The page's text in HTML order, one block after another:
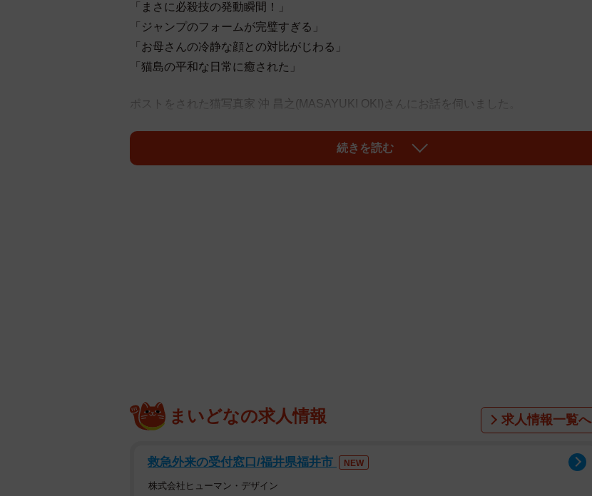
「まさに必殺技の発動瞬間！」
「ジャンプのフォームが完璧すぎる」
「お母さんの冷静な顔との対比がじわる」
「猫島の平和な日常に癒された」
ポストをされた猫写真家 沖 昌之(MASAYUKI OKI)さんにお話を伺いました。
続きを読む
まいどなの求人情報 求人情報一覧へ
救急外来の受付窓口/福井県福井市 NEW
株式会社ヒューマン・デザイン